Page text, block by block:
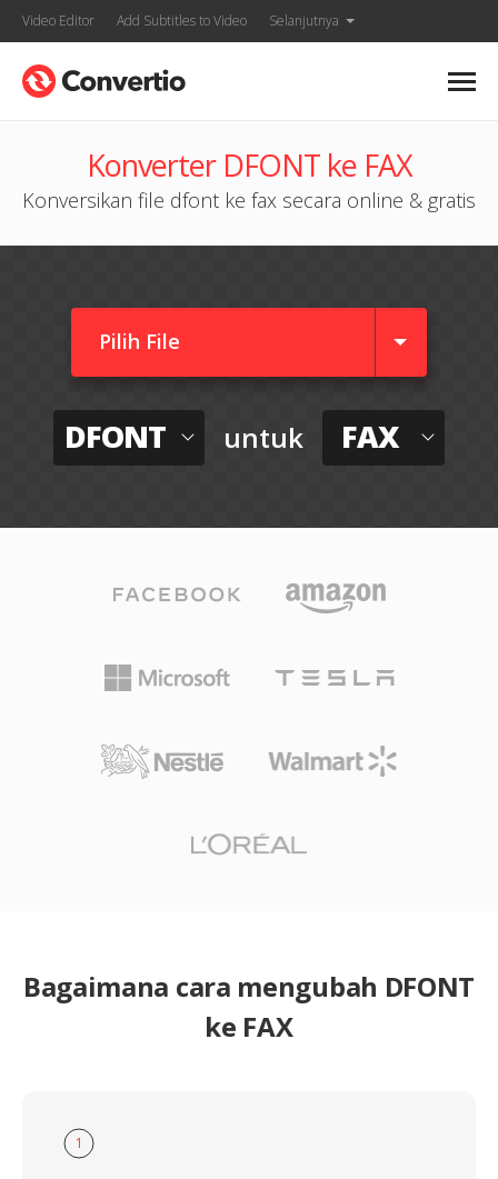
Video Editor Add Subtitles to Video Selanjutnya
Konverter DFONT ke FAX
Konversikan file dfont ke fax secara online & gratis
Pilih File
DFONT untuk FAX
Bagaimana cara mengubah DFONT
ke FAX
1